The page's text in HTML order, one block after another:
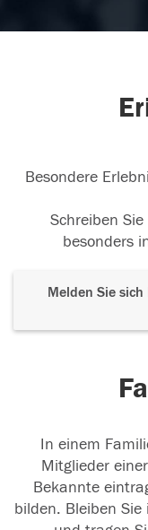
Besondere
Schreiben
besonders
Melden Sie
In einem
Mitglieder
Bekannte
bilden. Bleiben